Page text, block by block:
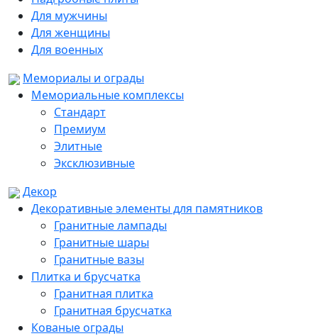
Для мужчины
Для женщины
Для военных
Мемориалы и ограды
Мемориальные комплексы
Стандарт
Премиум
Элитные
Эксклюзивные
Декор
Декоративные элементы для памятников
Гранитные лампады
Гранитные шары
Гранитные вазы
Плитка и брусчатка
Гранитная плитка
Гранитная брусчатка
Кованые ограды